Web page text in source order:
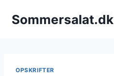
Sommersalat.dk
OPSKRIFTER